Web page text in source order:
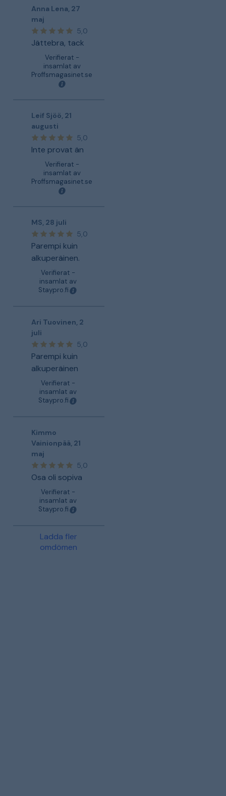
Anna Lena, 27
maj
5,0
Jättebra, tack
Verifierat -
insamlat av
Proffsmagasinet.se
Leif Sjöö, 21
augusti
5,0
Inte provat än
Verifierat -
insamlat av
Proffsmagasinet.se
MS, 28 juli
5,0
Parempi kuin
alkuperäinen.
Verifierat -
insamlat av
Staypro.fi
Ari Tuovinen, 2
juli
5,0
Parempi kuin
alkuperäinen
Verifierat -
insamlat av
Staypro.fi
Kimmo
Vainionpää, 21
maj
5,0
Osa oli sopiva
Verifierat -
insamlat av
Staypro.fi
Ladda fler
omdömen